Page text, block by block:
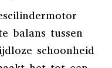
balans tussen
schoonheid